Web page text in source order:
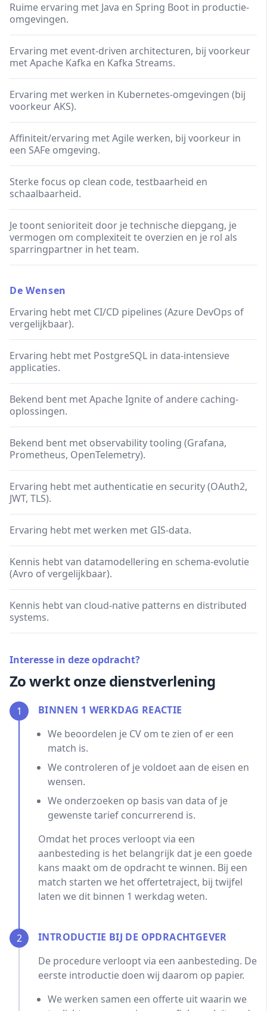
Ruime ervaring met Java en Spring Boot in productie-
omgevingen.
Ervaring met event-driven architecturen, bij voorkeur
met Apache Kafka en Kafka Streams.
Ervaring met werken in Kubernetes-omgevingen (bij
voorkeur AKS).
Affiniteit/ervaring met Agile werken, bij voorkeur in
een SAFe omgeving.
Sterke focus op clean code, testbaarheid en
schaalbaarheid.
Je toont senioriteit door je technische diepgang, je
vermogen om complexiteit te overzien en je rol als
sparringpartner in het team.
De Wensen
Ervaring hebt met CI/CD pipelines (Azure DevOps of
vergelijkbaar).
Ervaring hebt met PostgreSQL in data-intensieve
applicaties.
Bekend bent met Apache Ignite of andere caching-
oplossingen.
Bekend bent met observability tooling (Grafana,
Prometheus, OpenTelemetry).
Ervaring hebt met authenticatie en security (OAuth2,
JWT, TLS).
Ervaring hebt met werken met GIS-data.
Kennis hebt van datamodellering en schema-evolutie
(Avro of vergelijkbaar).
Kennis hebt van cloud-native patterns en distributed
systems.
Interesse in deze opdracht?
Zo werkt onze dienstverlening
1
BINNEN 1 WERKDAG REACTIE
We beoordelen je CV om te zien of er een
match is.
We controleren of je voldoet aan de eisen en
wensen.
We onderzoeken op basis van data of je
gewenste tarief concurrerend is.
Omdat het proces verloopt via een
aanbesteding is het belangrijk dat je een goede
kans maakt om de opdracht te winnen. Bij een
match starten we het offertetraject, bij twijfel
laten we dit binnen 1 werkdag weten.
2
INTRODUCTIE BIJ DE OPDRACHTGEVER
De procedure verloopt via een aanbesteding. De
eerste introductie doen wij daarom op papier.
We werken samen een offerte uit waarin we